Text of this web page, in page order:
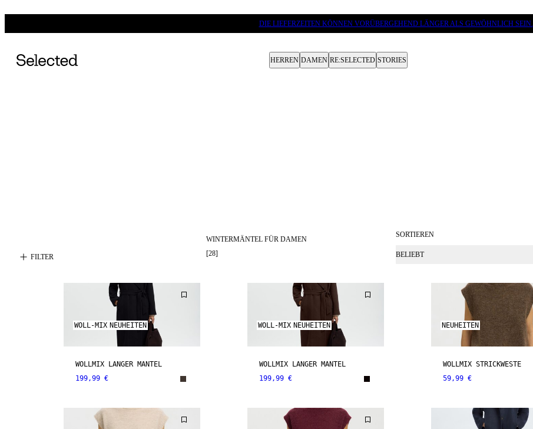
DIE LIEFERZEITEN KÖNNEN VORÜBERGEHEND LÄNGER ALS GEWÖHNLICH SEIN.
HERREN DAMEN RE:SELECTED STORIES
FILTER
WINTERMÄNTEL FÜR DAMEN
[28]
SORTIEREN
BELIEBT
WOLL-MIX NEUHEITEN
WOLLMIX LANGER MANTEL
199,99 €
WOLL-MIX NEUHEITEN
WOLLMIX LANGER MANTEL
199,99 €
NEUHEITEN
WOLLMIX STRICKWESTE
59,99 €